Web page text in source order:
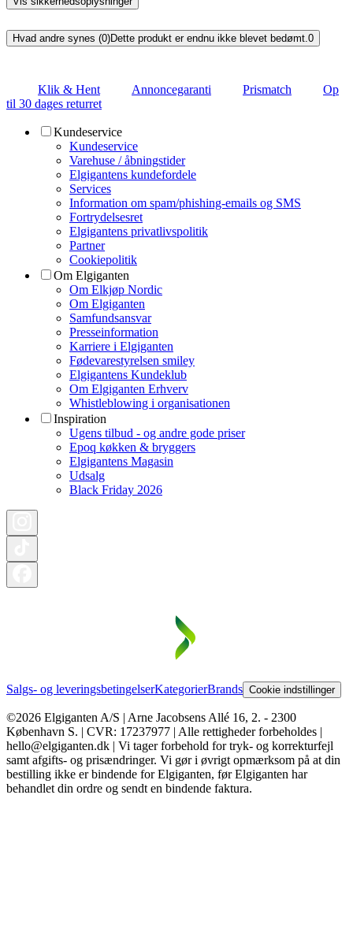
Hvad andre synes (0)Dette produkt er endnu ikke blevet bedømt.0
Klik & Hent Annoncegaranti Prismatch
Op
til 30 dages returret
Kundeservice
Kundeservice
Varehuse / åbningstider
Elgigantens kundefordele
Services
Information om spam/phishing-emails og SMS
Fortrydelsesret
Elgigantens privatlivspolitik
Partner
Cookiepolitik
Om Elgiganten
Om Elkjøp Nordic
Om Elgiganten
Samfundsansvar
Presseinformation
Karriere i Elgiganten
Fødevarestyrelsen smiley
Elgigantens Kundeklub
Om Elgiganten Erhverv
Whistleblowing i organisationen
Inspiration
Ugens tilbud - og andre gode priser
Epoq køkken & bryggers
Elgigantens Magasin
Udsalg
Black Friday 2026
Salgs- og leveringsbetingelserKategorierBrands Cookie indstillinger
©2026 Elgiganten A/S | Arne Jacobsens Allé 16, 2. - 2300
København S. | CVR: 17237977 | Alle rettigheder forbeholdes |
hello@elgiganten.dk | Vi tager forbehold for tryk- og korrekturfejl
samt afgifts- og prisændringer. Vi gør i øvrigt opmærksom på at din
bestilling ikke er bindende for Elgiganten, før Elgiganten har
behandlet din ordre og sendt en bindende faktura.